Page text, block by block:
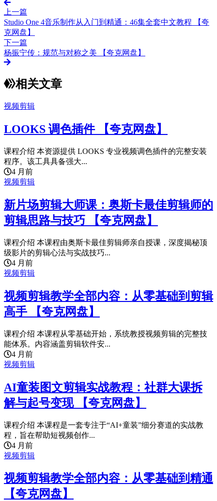
上一篇
Studio One 4音乐制作从入门到精通：46集全套中文教程 【夸
克网盘】
下一篇
杨振宁传：规范与对称之美 【夸克网盘】
相关文章
视频剪辑
LOOKS 调色插件 【夸克网盘】
课程介绍 本资源提供 LOOKS 专业视频调色插件的完整安装
程序。该工具具备强大...
4 月前
视频剪辑
新片场剪辑大师课：奥斯卡最佳剪辑师的
剪辑思路与技巧 【夸克网盘】
课程介绍 本课程由奥斯卡最佳剪辑师亲自授课，深度揭秘顶
级影片的剪辑心法与实战技巧...
4 月前
视频剪辑
视频剪辑教学全部内容：从零基础到剪辑
高手 【夸克网盘】
课程介绍 本课程从零基础开始，系统教授视频剪辑的完整技
能体系。内容涵盖剪辑软件安...
4 月前
视频剪辑
AI童装图文剪辑实战教程：社群大课拆
解与起号变现 【夸克网盘】
课程介绍 本课程是一套专注于“AI+童装”细分赛道的实战教
程，旨在帮助短视频创作...
4 月前
视频剪辑
视频剪辑教学全部内容：从零基础到精通
【夸克网盘】